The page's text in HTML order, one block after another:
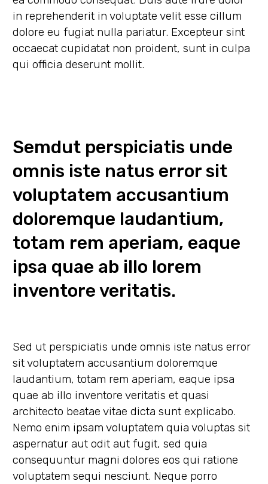
in reprehenderit in voluptate velit esse cillum
dolore eu fugiat nulla pariatur. Excepteur sint
occaecat cupidatat non proident, sunt in culpa
qui officia deserunt mollit.
Semdut perspiciatis unde
omnis iste natus error sit
voluptatem accusantium
doloremque laudantium,
totam rem aperiam, eaque
ipsa quae ab illo lorem
inventore veritatis.
Sed ut perspiciatis unde omnis iste natus error
sit voluptatem accusantium doloremque
laudantium, totam rem aperiam, eaque ipsa
quae ab illo inventore veritatis et quasi
architecto beatae vitae dicta sunt explicabo.
Nemo enim ipsam voluptatem quia voluptas sit
aspernatur aut odit aut fugit, sed quia
consequuntur magni dolores eos qui ratione
voluptatem sequi nesciunt. Neque porro